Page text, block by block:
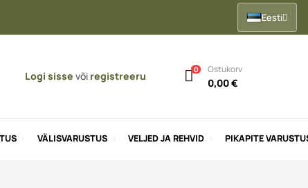
Eesti
Logi sisse või registreeru
0 Ostukorv
0,00 €
VÄLISVARUSTUS VELJED JA REHVID PIKAPITE